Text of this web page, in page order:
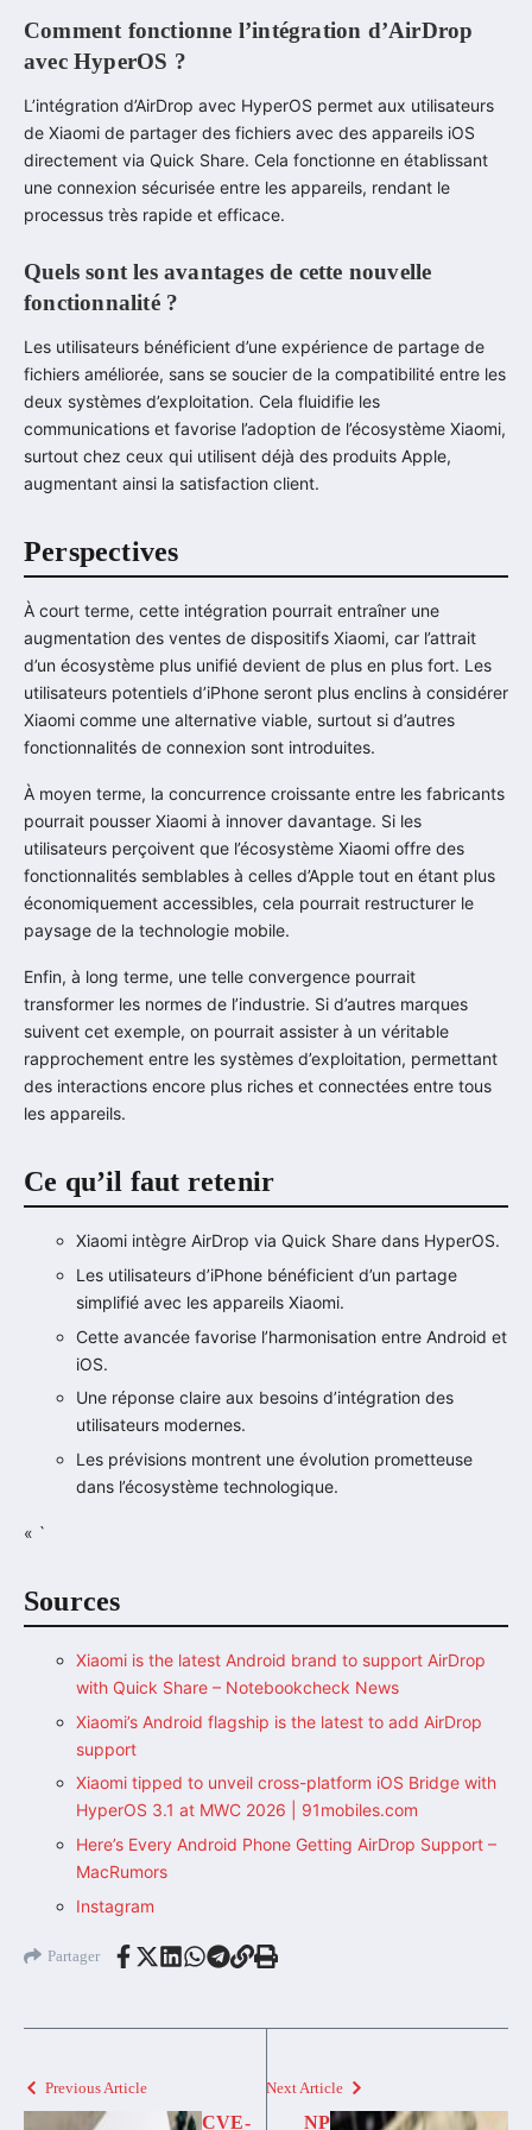
Comment fonctionne l’intégration d’AirDrop
avec HyperOS ?
L’intégration d’AirDrop avec HyperOS permet aux utilisateurs
de Xiaomi de partager des fichiers avec des appareils iOS
directement via Quick Share. Cela fonctionne en établissant
une connexion sécurisée entre les appareils, rendant le
processus très rapide et efficace.
Quels sont les avantages de cette nouvelle
fonctionnalité ?
Les utilisateurs bénéficient d’une expérience de partage de
fichiers améliorée, sans se soucier de la compatibilité entre les
deux systèmes d’exploitation. Cela fluidifie les
communications et favorise l’adoption de l’écosystème Xiaomi,
surtout chez ceux qui utilisent déjà des produits Apple,
augmentant ainsi la satisfaction client.
Perspectives
À court terme, cette intégration pourrait entraîner une
augmentation des ventes de dispositifs Xiaomi, car l’attrait
d’un écosystème plus unifié devient de plus en plus fort. Les
utilisateurs potentiels d’iPhone seront plus enclins à considérer
Xiaomi comme une alternative viable, surtout si d’autres
fonctionnalités de connexion sont introduites.
À moyen terme, la concurrence croissante entre les fabricants
pourrait pousser Xiaomi à innover davantage. Si les
utilisateurs perçoivent que l’écosystème Xiaomi offre des
fonctionnalités semblables à celles d’Apple tout en étant plus
économiquement accessibles, cela pourrait restructurer le
paysage de la technologie mobile.
Enfin, à long terme, une telle convergence pourrait
transformer les normes de l’industrie. Si d’autres marques
suivent cet exemple, on pourrait assister à un véritable
rapprochement entre les systèmes d’exploitation, permettant
des interactions encore plus riches et connectées entre tous
les appareils.
Ce qu’il faut retenir
Xiaomi intègre AirDrop via Quick Share dans HyperOS.
Les utilisateurs d’iPhone bénéficient d’un partage
simplifié avec les appareils Xiaomi.
Cette avancée favorise l’harmonisation entre Android et
iOS.
Une réponse claire aux besoins d’intégration des
utilisateurs modernes.
Les prévisions montrent une évolution prometteuse
dans l’écosystème technologique.
« `
Sources
Xiaomi is the latest Android brand to support AirDrop
with Quick Share – Notebookcheck News
Xiaomi’s Android flagship is the latest to add AirDrop
support
Xiaomi tipped to unveil cross-platform iOS Bridge with
HyperOS 3.1 at MWC 2026 | 91mobiles.com
Here’s Every Android Phone Getting AirDrop Support –
MacRumors
Instagram
Partager
Previous Article
CVE-
Next Article
NP